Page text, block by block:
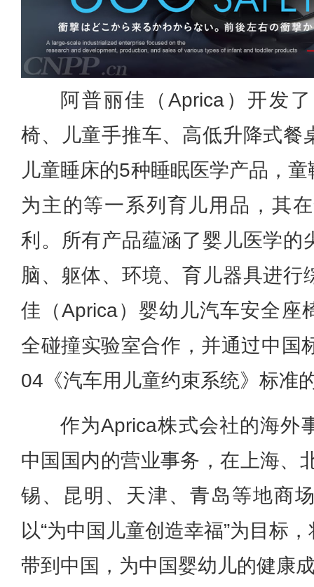
阿普丽佳（Aprica）开发
椅、儿童手推车、高低升降式餐
儿童睡床的5种睡眠医学产品，
为主的等一系列育儿用品，其
利。所有产品蕴涵了婴儿医学的
脑、躯体、环境、育儿器具进行
佳（Aprica）婴幼儿汽车安全座
全碰撞实验室合作，并通过中国
04《汽车用儿童约束系统》标准
作为Aprica株式会社的海外
中国国内的营业事务，在上海、
锡、昆明、天津、青岛等地商
以“为中国儿童创造幸福”为目标
带到中国，为中国婴幼儿的健康